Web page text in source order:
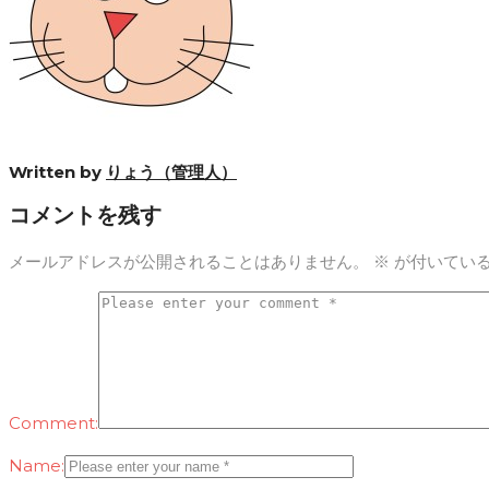
Written by りょう（管理人）
コメントを残す
メールアドレスが公開されることはありません。 ※ が付いてい
Comment:
Name: